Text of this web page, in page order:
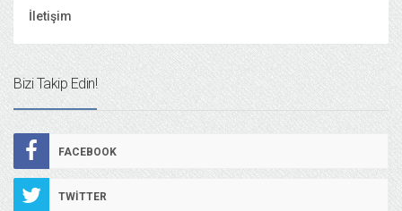
İletişim
Bizi Takip Edin!
FACEBOOK
TWITTER